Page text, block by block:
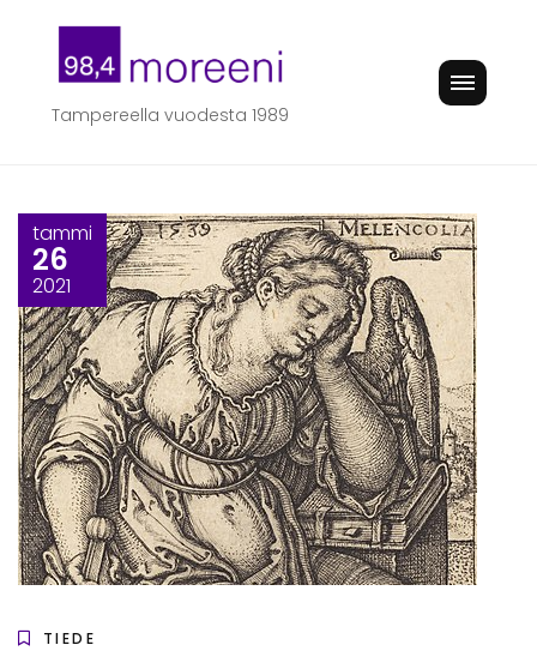
content
Tampereella vuodesta 1989
tammi
26
2021
TIEDE